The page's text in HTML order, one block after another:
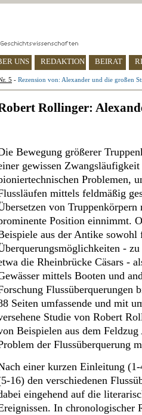
UNS REDAKTION BEIRAT
5 - Rezension von: Alexander und die großen
Rollinger:
Bewegung größerer
gewissen
Problemen,
mittels feldmäßig
von
Position einnimmt.
aus der Antike
-
die Rheinbrücke Cäsars -
mittels Booten und
Flussüberquerungen
Seiten umfassende und mit
Studie von Robert
Beispielen aus dem
der Flussüberquerung
einer kurzen Einleitung
16) den verschiedenen
eingehend auf die
In chronologischer